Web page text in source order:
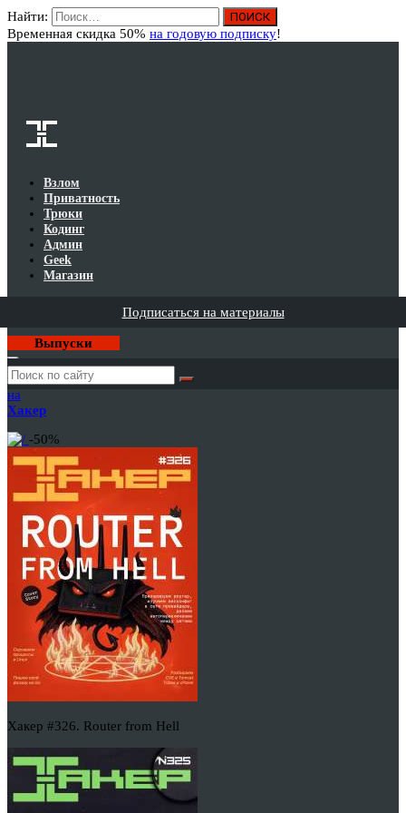
Найти:
Временная скидка 50% на годовую подписку!
Взлом
Приватность
Трюки
Кодинг
Админ
Geek
Магазин
Подписаться на материалы
Выпуски
Годовая
подписка
на
Хакер
-50%
Хакер #326. Router from Hell